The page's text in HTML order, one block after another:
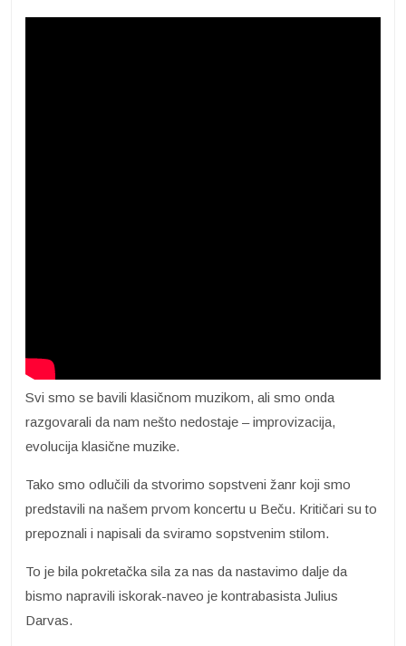
Svi smo se bavili klasičnom muzikom, ali smo onda
razgovarali da nam nešto nedostaje – improvizacija,
evolucija klasične muzike.
Tako smo odlučili da stvorimo sopstveni žanr koji smo
predstavili na našem prvom koncertu u Beču. Kritičari su to
prepoznali i napisali da sviramo sopstvenim stilom.
To je bila pokretačka sila za nas da nastavimo dalje da
bismo napravili iskorak-naveo je kontrabasista Julius
Darvas.